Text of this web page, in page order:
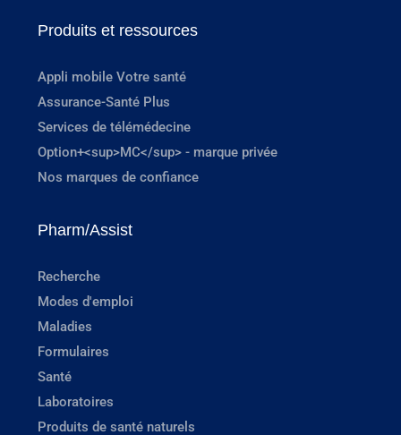
Produits et ressources
Appli mobile Votre santé
Assurance-Santé Plus
Services de télémédecine
Option+<sup>MC</sup> - marque privée
Nos marques de confiance
Pharm/Assist
Recherche
Modes d'emploi
Maladies
Formulaires
Santé
Laboratoires
Produits de santé naturels